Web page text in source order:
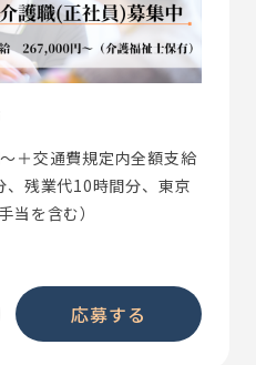
＋交通費規定内全額支給
、残業代10時間分、東京
当を含む）
応募する